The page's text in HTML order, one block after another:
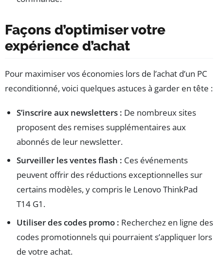
Façons d’optimiser votre
expérience d’achat
Pour maximiser vos économies lors de l’achat d’un PC
reconditionné, voici quelques astuces à garder en tête :
S’inscrire aux newsletters : De nombreux sites
proposent des remises supplémentaires aux
abonnés de leur newsletter.
Surveiller les ventes flash : Ces événements
peuvent offrir des réductions exceptionnelles sur
certains modèles, y compris le Lenovo ThinkPad
T14 G1.
Utiliser des codes promo : Recherchez en ligne des
codes promotionnels qui pourraient s’appliquer lors
de votre achat.